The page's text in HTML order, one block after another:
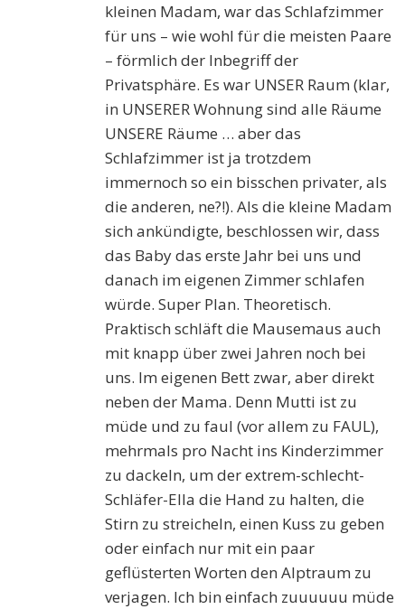
kleinen Madam, war das Schlafzimmer
für uns – wie wohl für die meisten Paare
– förmlich der Inbegriff der
Privatsphäre. Es war UNSER Raum (klar,
in UNSERER Wohnung sind alle Räume
UNSERE Räume … aber das
Schlafzimmer ist ja trotzdem
immernoch so ein bisschen privater, als
die anderen, ne?!). Als die kleine Madam
sich ankündigte, beschlossen wir, dass
das Baby das erste Jahr bei uns und
danach im eigenen Zimmer schlafen
würde. Super Plan. Theoretisch.
Praktisch schläft die Mausemaus auch
mit knapp über zwei Jahren noch bei
uns. Im eigenen Bett zwar, aber direkt
neben der Mama. Denn Mutti ist zu
müde und zu faul (vor allem zu FAUL),
mehrmals pro Nacht ins Kinderzimmer
zu dackeln, um der extrem-schlecht-
Schläfer-Ella die Hand zu halten, die
Stirn zu streicheln, einen Kuss zu geben
oder einfach nur mit ein paar
geflüsterten Worten den Alptraum zu
verjagen. Ich bin einfach zuuuuuu müde